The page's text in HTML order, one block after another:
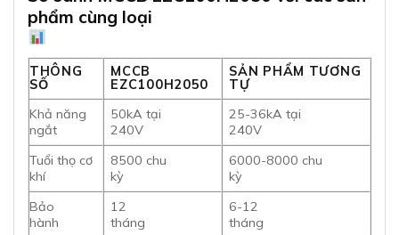
phẩm cùng loại
THÔNG
SỐ
MCCB
EZC100H2050
SẢN PHẨM TƯƠNG
TỰ
Khả năng
ngắt
50kA tại
240V
25-36kA tại
240V
Tuổi thọ cơ
khí
8500 chu
kỳ
6000-8000 chu
kỳ
Bảo
hành
12
tháng
6-12
tháng